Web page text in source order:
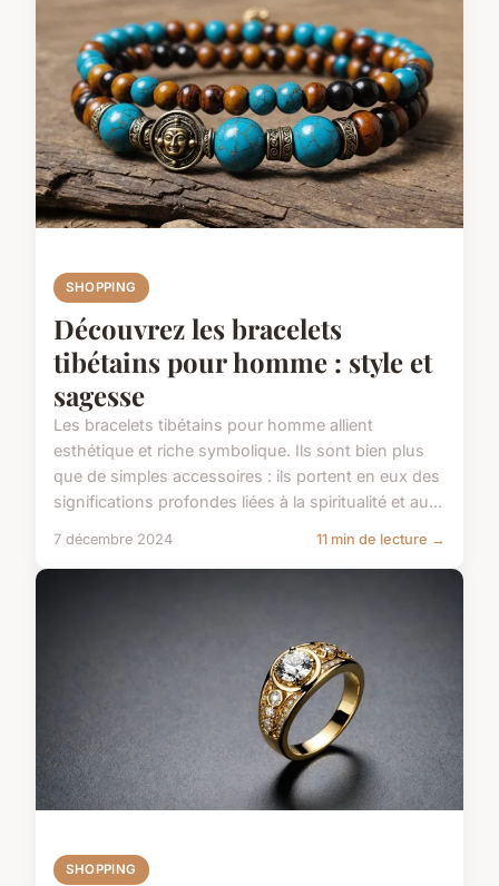
SHOPPING
Découvrez les bracelets
tibétains pour homme : style et
sagesse
Les bracelets tibétains pour homme allient
esthétique et riche symbolique. Ils sont bien plus
que de simples accessoires : ils portent en eux des
significations profondes liées à la spiritualité et au...
7 décembre 2024 11 min de lecture →
SHOPPING